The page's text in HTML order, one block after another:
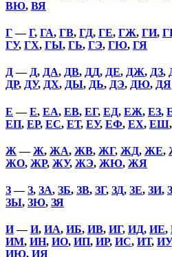
ВЮ, ВЯ
Г—Г, ГА, ГВ, ГД, ГЕ, ГЖ, ГИ,
ГУ, ГХ, ГЫ, ГЬ, ГЭ, ГЮ, ГЯ
Д— Д, ДА, ДВ, ДД, ДЕ, ДЖ, ДЗ,
ДР, ДУ, ДХ, ДЫ, ДЬ, ДЭ, ДЮ, ДЯ
Е —Е, ЕА, ЕВ, ЕГ, ЕД, ЕЖ, ЕЗ,
ЕП, ЕР, ЕС, ЕТ, ЕУ, ЕФ, ЕХ, ЕШ,
Ж —Ж, ЖА, ЖВ, ЖГ, ЖД, ЖЕ,
ЖО, ЖР, ЖУ, ЖЭ, ЖЮ, ЖЯ
З—З, ЗА, ЗБ, ЗВ, ЗГ, ЗД, ЗЕ, ЗИ,
ЗЫ, ЗЮ, ЗЯ
И—И, ИА, ИБ, ИВ, ИГ, ИД, ИЕ,
ИМ, ИН, ИО, ИП, ИР, ИС, ИТ, ИУ
ИЮ, ИЯ